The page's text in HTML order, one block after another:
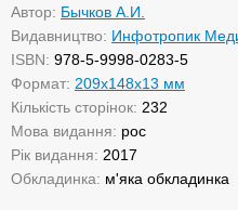
Автор: Бычков А.И.
Видавництво: Инфотропик
ISBN: 978-5-9998-0283-5
Формат: 209x148x13 мм
Кількість сторінок: 232
Мова видання: рос
Рік видання: 2017
Обкладинка: м'яка обкладинка